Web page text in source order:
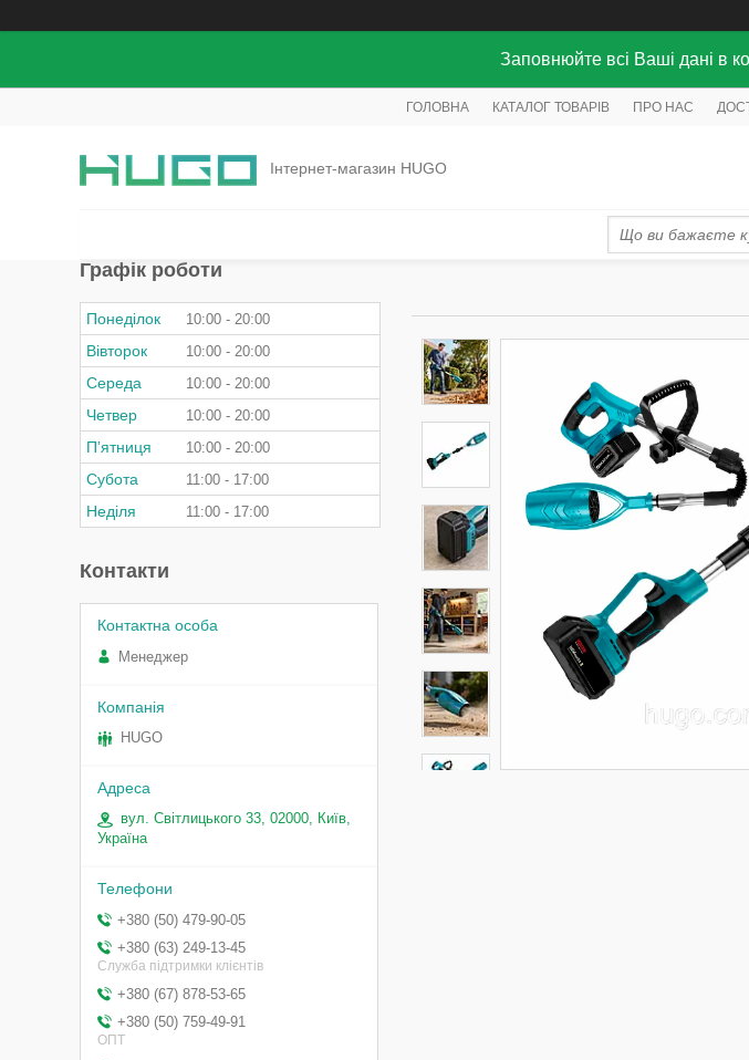
Заповнюйте всі Ваші дані в
ГОЛОВНА КАТАЛОГ ТОВАРІВ ПРО НАС
Інтернет-магазин HUGO
Графік роботи
Понеділок 10:00 20:00
Вівторок 10:00 20:00
Середа 10:00 20:00
Четвер 10:00 20:00
Пʼятниця 10:00 20:00
Субота 11:00 17:00
Неділя 11:00 17:00
Контакти
Менеджер
HUGO
вул. Світлицького 33, 02000, Київ,
Україна
+380 (50) 479-90-05
+380 (63) 249-13-45
Служба підтримки клієнтів
+380 (67) 878-53-65
+380 (50) 759-49-91
ОПТ